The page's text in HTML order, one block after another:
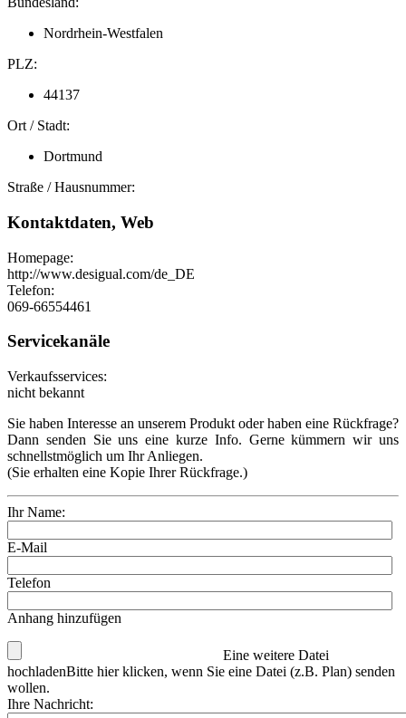
Nordrhein-Westfalen
PLZ:
44137
Ort / Stadt:
Dortmund
Straße / Hausnummer:
Kontaktdaten, Web
Homepage:
http://www.desigual.com/de_DE
Telefon:
069-66554461
Servicekanäle
Verkaufsservices:
nicht bekannt
Sie haben Interesse an unserem Produkt oder haben eine Rückfrage?
Dann senden Sie uns eine kurze Info. Gerne kümmern wir uns
schnellstmöglich um Ihr Anliegen.
(Sie erhalten eine Kopie Ihrer Rückfrage.)
Ihr Name:
E-Mail
Telefon
Anhang hinzufügen
Eine weitere Datei
hochladenBitte hier klicken, wenn Sie eine Datei (z.B. Plan) senden
wollen.
Ihre Nachricht: